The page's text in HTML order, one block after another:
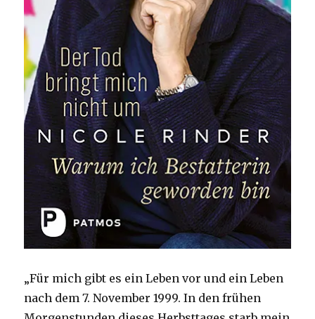
„Für mich gibt es ein Leben vor und ein Leben
nach dem 7. November 1999. In den frühen